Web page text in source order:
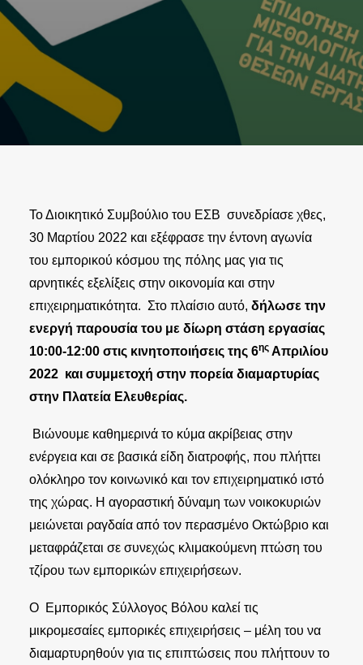
Το Διοικητικό Συμβούλιο του ΕΣΒ συνεδρίασε χθες,
30 Μαρτίου 2022 και εξέφρασε την έντονη αγωνία
του εμπορικού κόσμου της πόλης μας για τις
αρνητικές εξελίξεις στην οικονομία και στην
επιχειρηματικότητα. Στο πλαίσιο αυτό, δήλωσε την
ενεργή παρουσία του με δίωρη στάση εργασίας
10:00-12:00 στις κινητοποιήσεις της 6ης Απριλίου
2022 και συμμετοχή στην πορεία διαμαρτυρίας
στην Πλατεία Ελευθερίας.
Βιώνουμε καθημερινά το κύμα ακρίβειας στην
ενέργεια και σε βασικά είδη διατροφής, που πλήττει
ολόκληρο τον κοινωνικό και τον επιχειρηματικό ιστό
της χώρας. Η αγοραστική δύναμη των νοικοκυριών
μειώνεται ραγδαία από τον περασμένο Οκτώβριο και
μεταφράζεται σε συνεχώς κλιμακούμενη πτώση του
τζίρου των εμπορικών επιχειρήσεων.
Ο Εμπορικός Σύλλογος Βόλου καλεί τις
μικρομεσαίες εμπορικές επιχειρήσεις – μέλη του να
διαμαρτυρηθούν για τις επιπτώσεις που πλήττουν το